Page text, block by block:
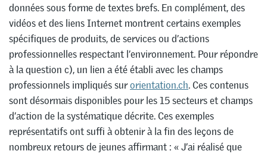
données sous forme de textes brefs. En complément, des
vidéos et des liens Internet montrent certains exemples
spécifiques de produits, de services ou d’actions
professionnelles respectant l’environnement. Pour répondre
à la question c), un lien a été établi avec les champs
professionnels impliqués surorientation.ch. Ces contenus
sont désormais disponibles pour les 15 secteurs et champs
d’action de la systématique décrite. Ces exemples
représentatifs ont suffi à obtenir à la fin des leçons de
nombreux retours de jeunes affirmant : « J’ai réalisé que